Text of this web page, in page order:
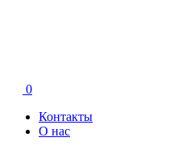
0
Контакты
О нас